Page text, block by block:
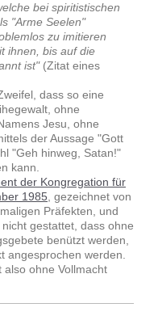
bei spiritistischen
"Arme Seelen"
zu imitieren
ihnen, bis auf die
ist"(Zitat eines
dass so eine
ohne
Jesu, ohne
der Aussage "Gott
"Geh hinweg, Satan!"
kann.
der Kongregation für
1985, gezeichnet von
Präfekten, und
gestattet, dass ohne
benützt werden,
angesprochen werden.
also ohne Vollmacht